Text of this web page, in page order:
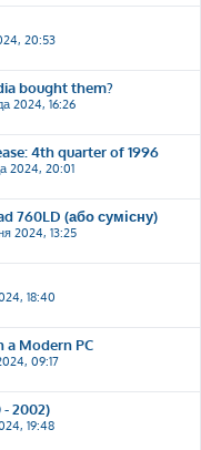
20:53
bought them?
2024, 16:26
4th quarter of 1996
2024, 20:01
760LD (або сумісну)
2024, 13:25
18:40
a Modern PC
09:17
2002)
19:48